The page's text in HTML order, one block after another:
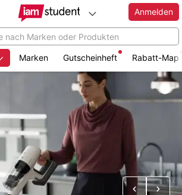
Anmelden
Marken Gutscheinheft Rabatt-Map
Vorheriges